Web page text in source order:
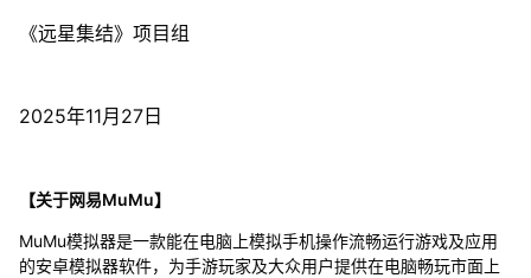
《远星集结》项目组
2025年11月27日
【关于网易MuMu】
MuMu模拟器是一款能在电脑上模拟手机操作流畅运行游戏及应用
的安卓模拟器软件，为手游玩家及大众用户提供在电脑畅玩市面上